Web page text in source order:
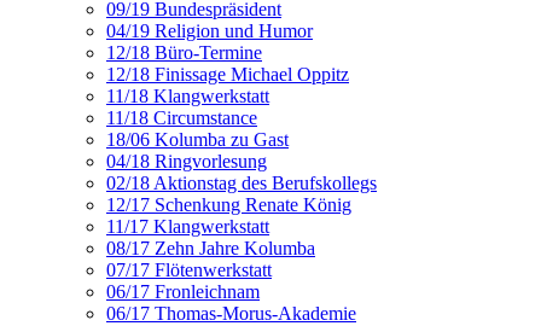
09/19 Bundespräsident
04/19 Religion und Humor
12/18 Büro-Termine
12/18 Finissage Michael Oppitz
11/18 Klangwerkstatt
11/18 Circumstance
18/06 Kolumba zu Gast
04/18 Ringvorlesung
02/18 Aktionstag des Berufskollegs
12/17 Schenkung Renate König
11/17 Klangwerkstatt
08/17 Zehn Jahre Kolumba
07/17 Flötenwerkstatt
06/17 Fronleichnam
06/17 Thomas-Morus-Akademie